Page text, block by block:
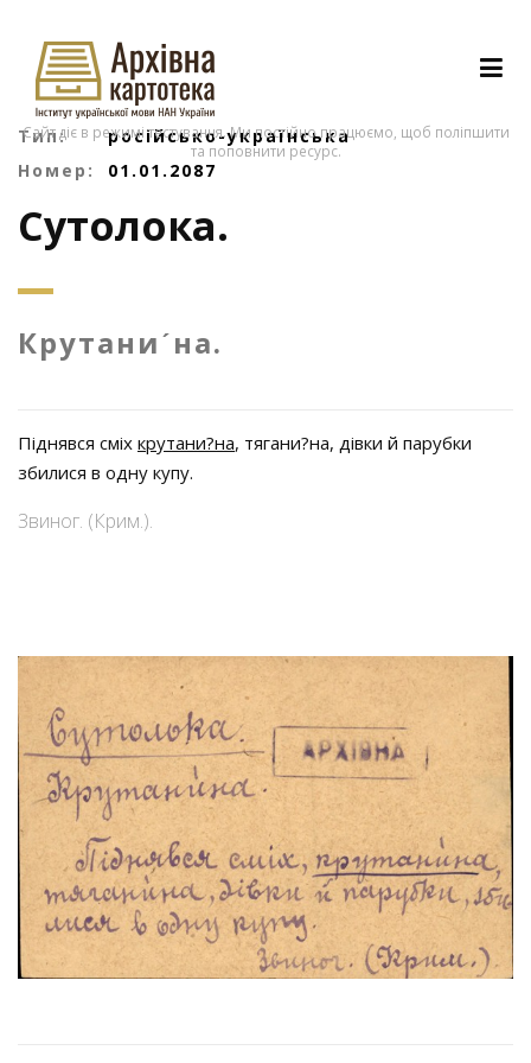
Сайт діє в режимі тестування. Ми постійно працюємо, щоб поліпшити
та поповнити ресурс.
Тип:
російсько-українська
Номер:
01.01.2087
Сутолока.
Крутаниˊна.
Піднявся сміх крутани?на, тягани?на, дівки й парубки
збилися в одну купу.
Звиног. (Крим.).